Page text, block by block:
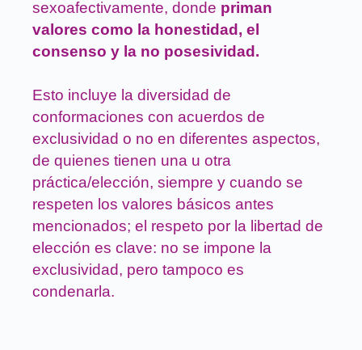
sexoafectivamente, donde priman
valores como la honestidad, el
consenso y la no posesividad.
Esto incluye la diversidad de
conformaciones con acuerdos de
exclusividad o no en diferentes aspectos,
de quienes tienen una u otra
práctica/elección, siempre y cuando se
respeten los valores básicos antes
mencionados; el respeto por la libertad de
elección es clave: no se impone la
exclusividad, pero tampoco es
condenarla.